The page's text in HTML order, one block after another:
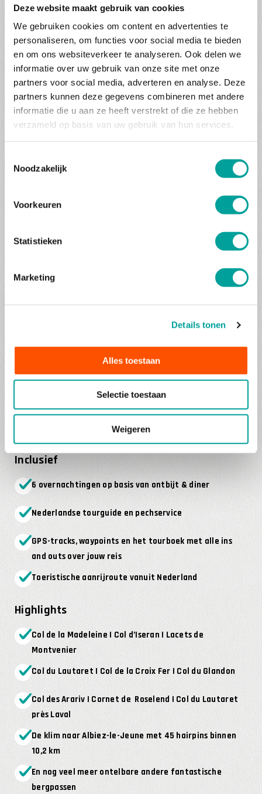
Deze website maakt gebruik van cookies
We gebruiken cookies om content en advertenties te
personaliseren, om functies voor social media te bieden
en om ons websiteverkeer te analyseren. Ook delen we
informatie over uw gebruik van onze site met onze
partners voor social media, adverteren en analyse. Deze
partners kunnen deze gegevens combineren met andere
informatie die u aan ze heeft verstrekt of die ze hebben
verzameld op basis van uw gebruik van hun services.
Noodzakelijk
Voorkeuren
Statistieken
Marketing
Details tonen
Alles toestaan
Selectie toestaan
Weigeren
7 dagen Frans hoogtewerk
Sturen en genieten, dat staat centraal tijdens deze
motortour in de Franse Alpen. Dus geen theekransje, maar
werken en sturen van ’s morgens vroeg totdat je in de late
namiddag weer terug bent in het strategisch gekozen
basishotel. Hiervandaan zijn de combinatiemogelijkheden
oneindig, wat ons tijdens het ontwikkelen van deze reis de
nodige hoofdbrekens heeft gekost: welke combinatie is nu
Een van de absolute hoogtepunten is de beklimming van de
Col Chaussy via de beroemde Lacets de Mont Vernier. De
adrenalinekicks, en dit wordt een ervaring om nooit te
d’Iséran brengen je door dramatische berglandschappen en
bieden een uitzicht op het imposante Mont Blanc-massief
Tourdatum: 29/08/2026 t/m 04/09/2026
Afstand Utrecht – Beaune: 750 km | Brussel – Beaune:
Dagetappes: 250- 370 km met deels keuze uit korte en
lange routevarianten
Inclusief
6 overnachtingen op basis van ontbijt & diner
Nederlandse tourguide en pechservice
GPS-tracks, waypoints en het tourboek met alle ins
and outs over jouw reis
Toeristische aanrijroute vanuit Nederland
Highlights
Col de la Madeleine | Col d’Iseran | Lacets de
Montvenier
Col du Lautaret | Col de la Croix Fer | Col du Glandon
Col des Arariv | Cornet de Roselend | Col du Lautaret
près Laval
De klim naar Albiez-le-Jeune met 45 hairpins binnen
10,2 km
En nog veel meer ontelbare andere fantastische
bergpassen